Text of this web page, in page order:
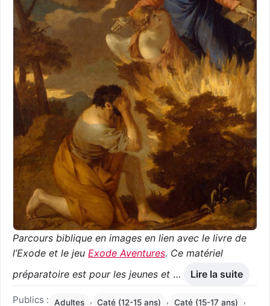
Parcours biblique en images en lien avec le livre de
l’Exode et le jeu Exode Aventures. Ce matériel
préparatoire est pour les jeunes et … Lire la suite
Publics : Adultes , Caté (12-15 ans) , Caté (15-17 ans) ,